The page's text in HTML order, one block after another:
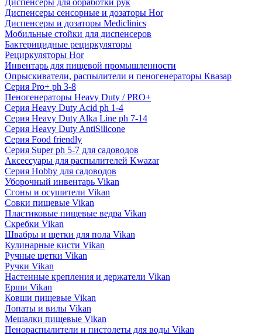
Диспенсеры для обработки рук
Диспенсеры сенсорные и дозаторы Hor
Диспенсеры и дозаторы Mediclinics
Мобильные стойки для диспенсеров
Бактерицидные рециркуляторы
Рециркуляторы Hor
Инвентарь для пищевой промышленности
Опрыскиватели, распылители и пеногенераторы Квазар
Серия Pro+ ph 3-8
Пеногенераторы Heavy Duty / PRO+
Серия Heavy Duty Acid ph 1-4
Серия Heavy Duty Alka Line ph 7-14
Серия Heavy Duty AntiSilicone
Серия Food friendly
Серия Super ph 5-7 для садоводов
Аксессуары для распылителей Kwazar
Серия Hobby для садоводов
Уборочный инвентарь Vikan
Сгоны и осушители Vikan
Совки пищевые Vikan
Пластиковые пищевые ведра Vikan
Скребки Vikan
Швабры и щетки для пола Vikan
Кулинарные кисти Vikan
Ручные щетки Vikan
Ручки Vikan
Настенные крепления и держатели Vikan
Ерши Vikan
Ковши пищевые Vikan
Лопаты и вилы Vikan
Мешалки пищевые Vikan
Пенораспылители и пистолеты для воды Vikan